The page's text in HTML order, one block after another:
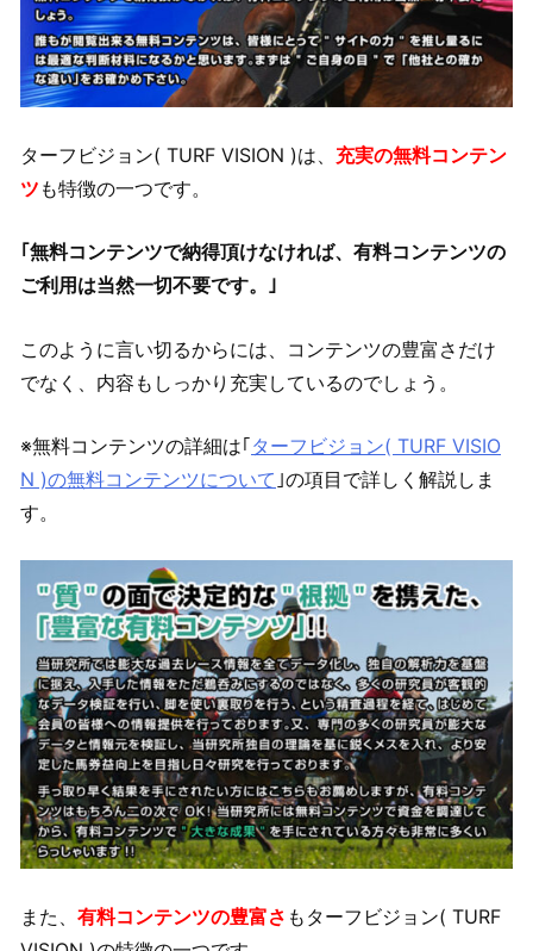
ターフビジョン( TURF VISION )は、 充実の無料コンテン
ツ も特徴の一つです。
｢無料コンテンツで納得頂けなければ、有料コンテンツの
ご利用は当然一切不要です。｣
このように言い切るからには、コンテンツの豊富さだけ
でなく、内容もしっかり充実しているのでしょう。
※無料コンテンツの詳細は｢ターフビジョン( TURF VISIO
N )の無料コンテンツについて ｣の項目で詳しく解説しま
す。
また、 有料コンテンツの豊富さ もターフビジョン( TURF